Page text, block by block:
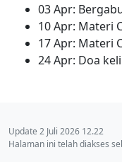
03 Apr:
10 Apr: Materi
17 Apr: Materi
24 Apr: Doa
Update 2 Juli 2026 12.22
Halaman ini telah diakses